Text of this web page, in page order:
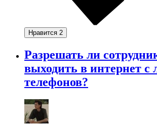
Нравится 2
Разрешать ли
выходить в интернет с
телефонов?